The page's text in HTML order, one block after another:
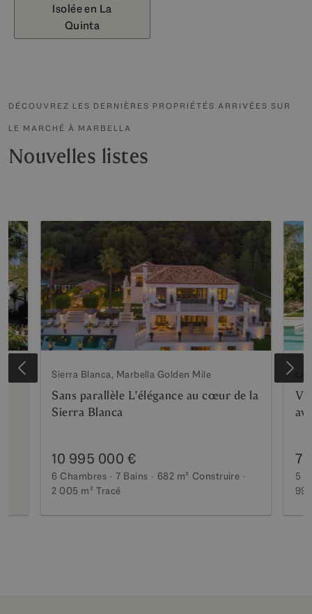
Isolée en La
Quinta
DÉCOUVREZ LES DERNIÈRES PROPRIÉTÉS ARRIVÉES SUR
LE MARCHÉ À MARBELLA
Nouvelles listes
Sierra Blanca, Marbella Golden Mile
Sans parallèle L'élégance au cœur de la
Sierra Blanca
10 995 000 €
6 Chambres 7 Bains 682 m² Construire
2 005 m² Tracé
7
5